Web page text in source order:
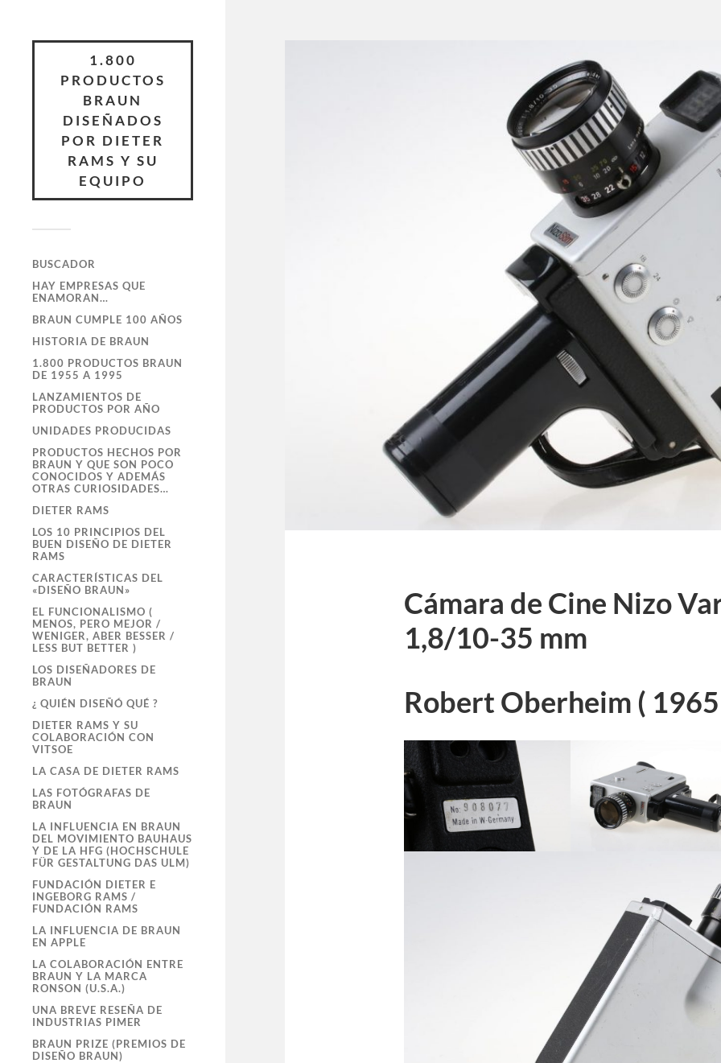
1.800
PRODUCTOS
BRAUN
DISEÑADOS
POR DIETER
RAMS Y SU
EQUIPO
BUSCADOR
HAY EMPRESAS QUE
ENAMORAN…
BRAUN CUMPLE 100 AÑOS
HISTORIA DE BRAUN
1.800 PRODUCTOS BRAUN
DE 1955 A 1995
LANZAMIENTOS DE
PRODUCTOS POR AÑO
UNIDADES PRODUCIDAS
PRODUCTOS HECHOS POR
BRAUN Y QUE SON POCO
CONOCIDOS Y ADEMÁS
OTRAS CURIOSIDADES…
DIETER RAMS
LOS 10 PRINCIPIOS DEL
BUEN DISEÑO DE DIETER
RAMS
CARACTERÍSTICAS DEL
«DISEÑO BRAUN»
EL FUNCIONALISMO (
MENOS, PERO MEJOR /
WENIGER, ABER BESSER /
LESS BUT BETTER )
LOS DISEÑADORES DE
BRAUN
¿ QUIÉN DISEÑÓ QUÉ ?
DIETER RAMS Y SU
COLABORACIÓN CON
VITSOE
LA CASA DE DIETER RAMS
LAS FOTÓGRAFAS DE
BRAUN
LA INFLUENCIA EN BRAUN
DEL MOVIMIENTO BAUHAUS
Y DE LA HFG (HOCHSCHULE
FÜR GESTALTUNG DAS ULM)
FUNDACIÓN DIETER E
INGEBORG RAMS /
FUNDACIÓN RAMS
LA INFLUENCIA DE BRAUN
EN APPLE
LA COLABORACIÓN ENTRE
BRAUN Y LA MARCA
RONSON (U.S.A.)
UNA BREVE RESEÑA DE
INDUSTRIAS PIMER
BRAUN PRIZE (PREMIOS DE
DISEÑO BRAUN)
Cámara de Cine Nizo
1,8/10-35 mm
Robert Oberheim (